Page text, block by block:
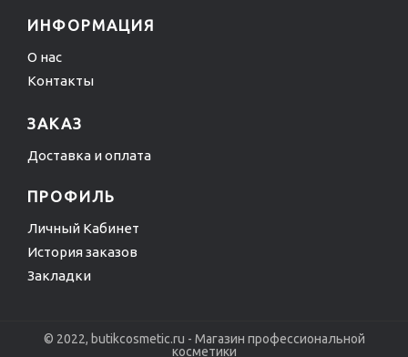
ИНФОРМАЦИЯ
О нас
Контакты
ЗАКАЗ
Доставка и оплата
ПРОФИЛЬ
Личный Кабинет
История заказов
Закладки
© 2022, butikcosmetic.ru - Магазин профессиональной
косметики